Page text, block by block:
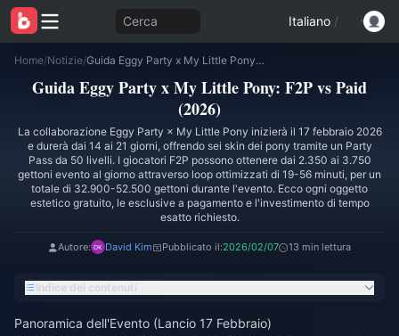
Cerca Italiano /
Home/Notizie/ Guida Eggy Party x My Little Pony: F2P vs Paid (2026)
Guida Eggy Party x My Little Pony: F2P vs Paid
(2026)
La collaborazione Eggy Party × My Little Pony inizierà il 17 febbraio 2026
e durerà dai 14 ai 21 giorni, offrendo sei skin dei pony tramite un Party
Pass da 50 livelli. I giocatori F2P possono ottenere dai 2.350 ai 3.750
gettoni evento al giorno attraverso loop ottimizzati di 19-56 minuti, per un
totale di 32.900-52.500 gettoni durante l'evento. Ecco ogni oggetto
estetico gratuito, le esclusive a pagamento e l'investimento di tempo
esatto richiesto.
Autore: David Kim Pubblicato il:2026/02/07 13 min lettura
Indice dei contenuti
Panoramica dell'Evento (Lancio 17 Febbraio)